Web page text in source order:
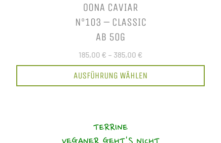
OONA CAVIAR
N°103 – CLASSIC
AB 50G
185,00 € – 385,00 €
AUSFÜHRUNG WÄHLEN
TERRINE